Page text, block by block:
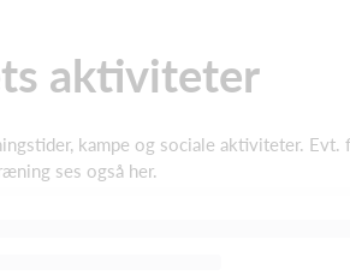
aktiviteter
kampe og sociale aktiviteter. Evt.
ses også her.